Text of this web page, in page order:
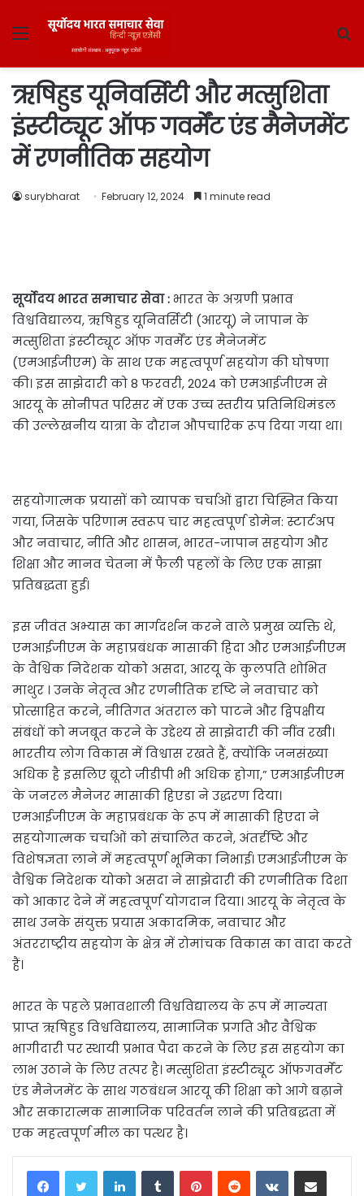
Menu
ऋषिहुड यूनिवर्सिटी और मत्सुशिता
इंस्टीट्यूट ऑफ गवर्मेंट एंड मैनेजमेंट
में रणनीतिक सहयोग
surybharat February 12, 2024 1 minute read
सूर्योदय भारत समाचार सेवा :भारत के अग्रणी प्रभाव
विश्वविद्यालय, ऋषिहुड यूनिवर्सिटी (आरयू) ने जापान के
मत्सुशिता इंस्टीट्यूट ऑफ गवर्मेंट एंड मैनेजमेंट
(एमआईजीएम) के साथ एक महत्वपूर्ण सहयोग की घोषणा
की। इस साझेदारी को 8 फरवरी, 2024 को एमआईजीएम से
आरयू के सोनीपत परिसर में एक उच्च स्तरीय प्रतिनिधिमंडल
की उल्लेखनीय यात्रा के दौरान औपचारिक रूप दिया गया था।
सहयोगात्मक प्रयासों को व्यापक चर्चाओं द्वारा चिह्नित किया
गया, जिसके परिणाम स्वरूप चार महत्वपूर्ण डोमेन: स्टार्टअप
और नवाचार, नीति और शासन, भारत-जापान सहयोग और
शिक्षा और मानव चेतना में फैली पहलों के लिए एक साझा
प्रतिबद्धता हुई।
इस जीवंत अभ्यास का मार्गदर्शन करने वाले प्रमुख व्यक्ति थे,
एमआईजीएम के महाप्रबंधक मासाकी हिदा और एमआईजीएम
के वैश्विक निदेशक योको असदा, आरयू के कुलपति शोभित
माथुर । उनके नेतृत्व और रणनीतिक दृष्टि ने नवाचार को
प्रोत्साहित करने, नीतिगत अंतराल को पाटने और द्विपक्षीय
संबंधों को मजबूत करने के उद्देश्य से साझेदारी की नींव रखी।
भारतीय लोग विकास में विश्वास रखते हैं, क्योंकि जनसंख्या
अधिक है इसलिए ब्रूटो जीडीपी भी अधिक होगा,” एमआईजीएम
के जनरल मैनेजर मासाकी हिएडा ने उद्धरण दिया।
एमआईजीएम के महाप्रबंधक के रूप में मासाकी हिएदा ने
सहयोगात्मक चर्चाओं को संचालित करने, अंतर्दृष्टि और
विशेषज्ञता लाने में महत्वपूर्ण भूमिका निभाई। एमआईजीएम के
वैश्विक निदेशक योको असदा ने साझेदारी की रणनीतिक दिशा
को आकार देने में महत्वपूर्ण योगदान दिया। आरयू के नेतृत्व के
साथ उनके संयुक्त प्रयास अकादमिक, नवाचार और
अंतरराष्ट्रीय सहयोग के क्षेत्र में रोमांचक विकास का वादा करते
हैं।
भारत के पहले प्रभावशाली विश्वविद्यालय के रूप में मान्यता
प्राप्त ऋषिहुड विश्वविद्यालय, सामाजिक प्रगति और वैश्विक
भागीदारी पर स्थायी प्रभाव पैदा करने के लिए इस सहयोग का
लाभ उठाने के लिए तत्पर है। मत्सुशिता इंस्टीट्यूट ऑफगवर्मेंट
एंड मैनेजमेंट के साथ गठबंधन आरयू की शिक्षा को आगे बढ़ाने
और सकारात्मक सामाजिक परिवर्तन लाने की प्रतिबद्धता में
एक महत्वपूर्ण मील का पत्थर है।
LinkedInTumblrPinterestReddit VKontakteShare via Email